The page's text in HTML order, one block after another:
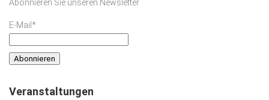
Abonnieren Sie unseren Newsletter
E-Mail*
Veranstaltungen